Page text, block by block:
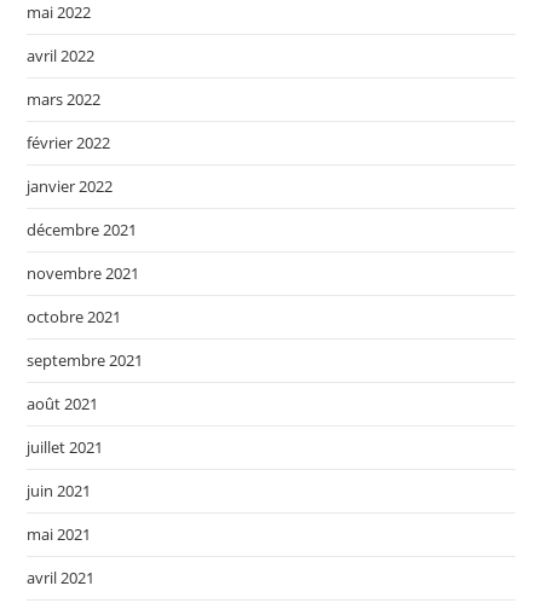
mai 2022
avril 2022
mars 2022
février 2022
janvier 2022
décembre 2021
novembre 2021
octobre 2021
septembre 2021
août 2021
juillet 2021
juin 2021
mai 2021
avril 2021